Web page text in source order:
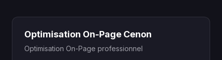
Optimisation On-Page Cenon
Optimisation On-Page professionnel